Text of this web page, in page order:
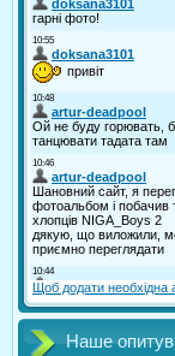
Щоб додати необхідна
Наше